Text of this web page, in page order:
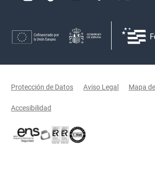
Menú legal
Protección de Datos Aviso Legal Mapa
Accesibilidad